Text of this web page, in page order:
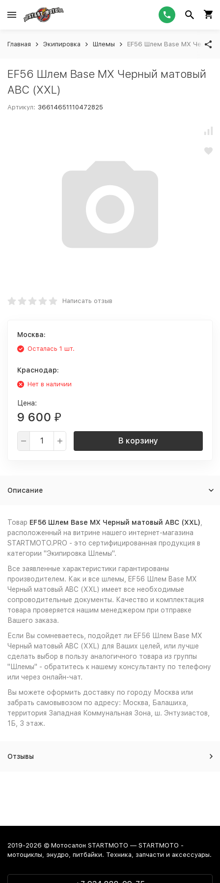
Главная Экипировка Шлемы EF56 Шлем Base MX Черный
EF56 Шлем Base MX Черный матовый
ABC (XXL)
Артикул: 36614651110472825
Написать отзыв
Москва:
Осталась 1 шт.
Краснодар:
Нет в наличии
Цена:
9 600 ₽
В корзину
Описание
Товар EF56 Шлем Base MX Черный матовый ABC (XXL)
расположенный на витрине нашего интернет-магазина
STARTMOTO.PRO - это сертифицированная продукция в
категории "Экипировка Шлемы".
Все заявленные характеристики гарантированы
производителем. Как и все шлемы, EF56 Шлем Base MX
Черный матовый ABC (XXL) имеет все необходимые
сопроводительные документы. Качество и комплектация
товара проверяется нашим менеджером при отправке
Вашего заказа.
Если Вы сомневаетесь, подойдет ли EF56 Шлем Base MX
Черный матовый ABC (XXL) для Ваших целей, или лучше
сделать выбор в пользу аналогичного товара из группы
"Шлемы" - обратитесь к нашему консультанту по телефону
или через онлайн-чат.
Вы можете оформить доставку по городу Москва или
забрать самовывозом по адресу: Москва, Балашиха,
территория Западная Коммунальная Зона, ш. Энтузиастов,
1Б, 3 этаж.
Отзывы
2019-2026 © Мотосалон STARTMOTO — STARTMOTO -
мотоциклы, энудро, питбайки. Техника, запчасти и аксессуары.